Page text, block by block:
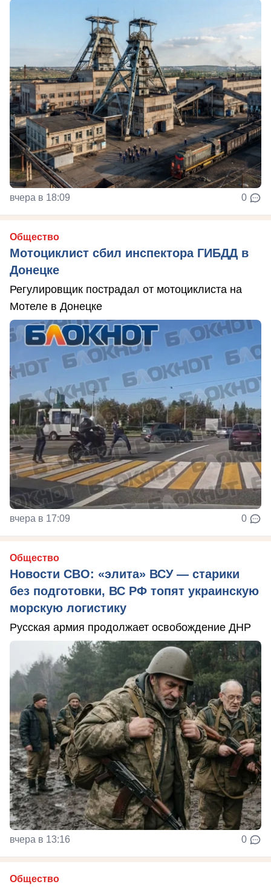
вчера в 18:09 0
Общество
Мотоциклист сбил инспектора ГИБДД в
Донецке
Регулировщик пострадал от мотоциклиста на
Мотеле в Донецке
вчера в 17:09 0
Общество
Новости СВО: «элита» ВСУ — старики
без подготовки, ВС РФ топят украинскую
морскую логистику
Русская армия продолжает освобождение ДНР
вчера в 13:16 0
Общество